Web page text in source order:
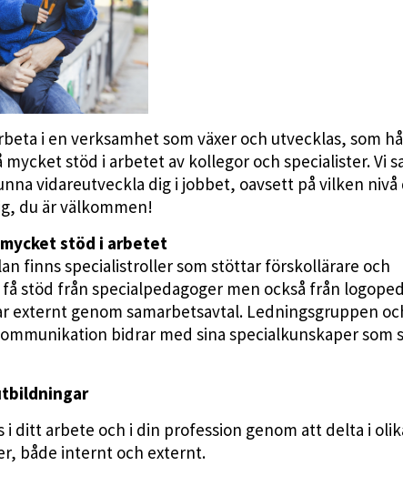
i en verksamhet som växer och utvecklas, som
stöd i arbetet av kollegor och specialister. Vi
vidareutveckla dig i jobbet, oavsett på vilken nivå
du är välkommen!
stöd i arbetet
finns specialistroller som stöttar förskollärare och
stöd från specialpedagoger men också från
externt genom samarbetsavtal. Ledningsgruppen
bidrar med sina specialkunskaper som
i ditt arbete och i din profession genom att delta i
både internt och externt.